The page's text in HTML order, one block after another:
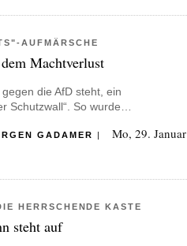
AUFMÄRSCHE
Machtverlust
die AfD steht, ein
Schutzwall“. So wurde…
GADAMER |
Mo, 29. Januar
HERRSCHENDE KASTE
steht auf